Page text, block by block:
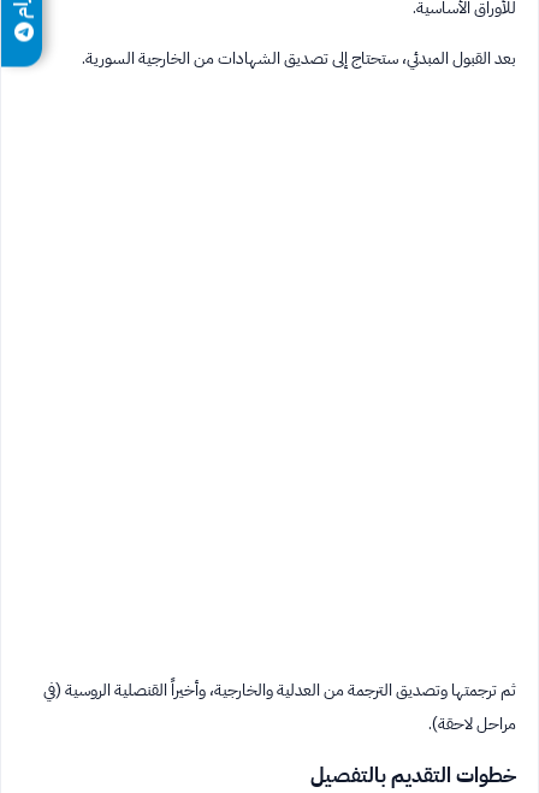
للأوراق الأساسية.
بعد القبول المبدئي، ستحتاج إلى تصديق الشهادات من الخارجية السورية.
ثم ترجمتها وتصديق الترجمة من العدلية والخارجية، وأخيراً القنصلية الروسية (في
مراحل لاحقة).
خطوات التقديم بالتفصيل